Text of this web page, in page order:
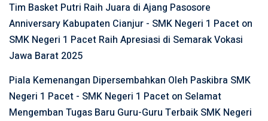
Tim Basket Putri Raih Juara di Ajang Pasosore
Anniversary Kabupaten Cianjur - SMK Negeri 1 Pacet on
SMK Negeri 1 Pacet Raih Apresiasi di Semarak Vokasi
Jawa Barat 2025
Piala Kemenangan Dipersembahkan Oleh Paskibra SMK
Negeri 1 Pacet - SMK Negeri 1 Pacet on Selamat
Mengemban Tugas Baru Guru-Guru Terbaik SMK Negeri